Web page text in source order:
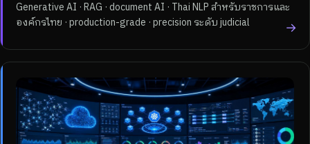
Generative AI · RAG · document AI · Thai NLP สำหรับราชการและ
องค์กรไทย · production-grade · precision ระดับ judicial
→